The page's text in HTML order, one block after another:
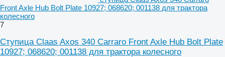
Front Axle Hub Bolt Plate 10927; 068620; 001138 для трактора
колесного
7
Ступица Claas Axos 340 Carraro Front Axle Hub Bolt Plate
10927; 068620; 001138 для трактора колесного